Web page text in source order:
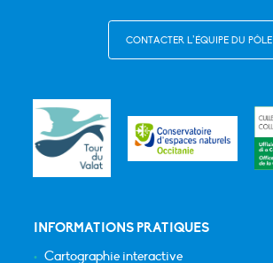
CONTACTER L’ÉQUIPE DU PÔLE
INFORMATIONS PRATIQUES
Cartographie interactive